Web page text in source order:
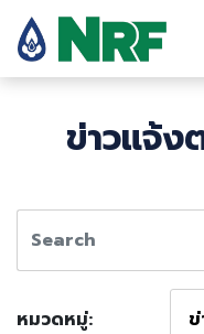
ข่าวแจ้
หมวดหมู่: